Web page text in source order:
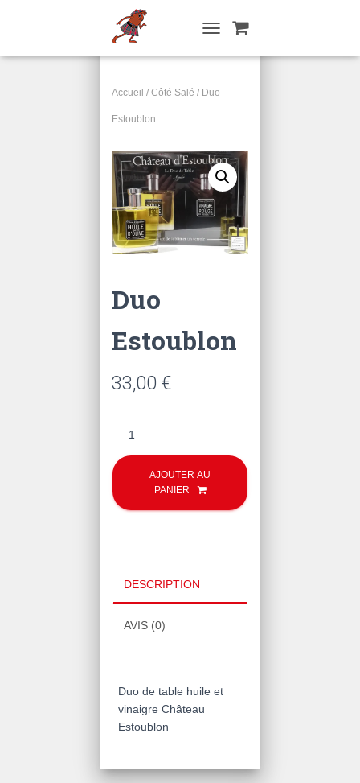
O
V
G
A
T
I
Accueil / Côté Salé / Duo
Estoublon
Duo
Estoublon
33,00 €
quantité
de
Duo
Estoublon
AJOUTER AU
PANIER
DESCRIPTION
AVIS (0)
Duo de table huile et
vinaigre Château
Estoublon